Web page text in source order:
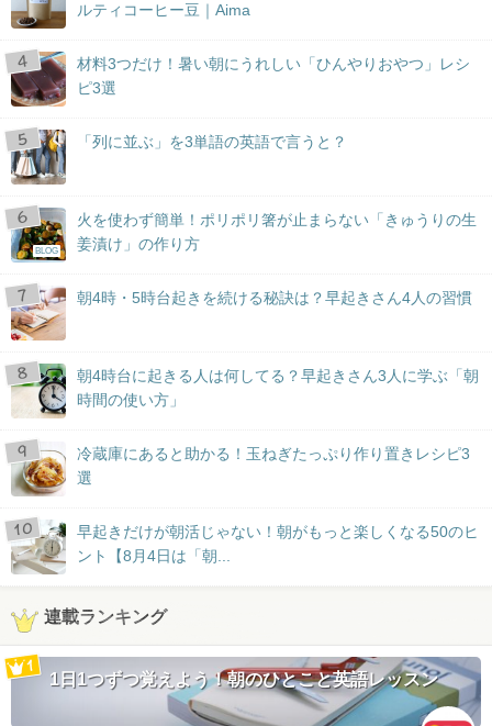
ルティコーヒー豆｜Aima
材料3つだけ！暑い朝にうれしい「ひんやりおやつ」レシ
ピ3選
「列に並ぶ」を3単語の英語で言うと？
BLOG
火を使わず簡単！ポリポリ箸が止まらない「きゅうりの生
姜漬け」の作り方
朝4時・5時台起きを続ける秘訣は？早起きさん4人の習慣
朝4時台に起きる人は何してる？早起きさん3人に学ぶ「朝
時間の使い方」
冷蔵庫にあると助かる！玉ねぎたっぷり作り置きレシピ3
選
早起きだけが朝活じゃない！朝がもっと楽しくなる50のヒ
ント【8月4日は「朝...
連載ランキング
1日1つずつ覚えよう！朝のひとこと英語レッスン